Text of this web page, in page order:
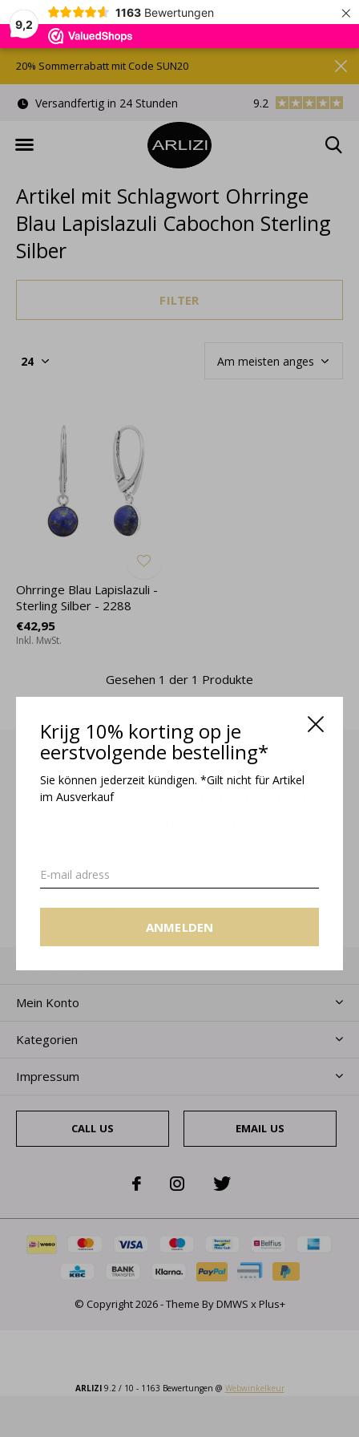
9,2
1163 Bewertungen ×
Krijg 10% korting op je
eerstvolgende bestelling*
Sie können jederzeit kündigen. *Gilt nicht für Artikel
im Ausverkauf
ANMELDEN
Versandfertig in 24 Stunden Kostenlose
9.2
20% Sommerrabatt mit Code SUN20
Artikel mit Schlagwort Ohrringe
Blau Lapislazuli Cabochon Sterling
Silber
FILTER
Ohrringe Blau Lapislazuli -
Sterling Silber - 2288
€42,95
Inkl. MwSt.
Gesehen 1 der 1 Produkte
Melden Sie sich für unseren
ANMELDEN
Mein Konto
Kategorien
Impressum
CALL US EMAIL US
© Copyright2026- Theme ByDMWS x Plus+
ARLIZI9.2 / 10 - 1163 Bewertungen @ Webwinkelkeur